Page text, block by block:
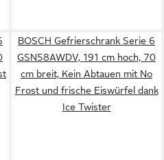
BOSCH Gefrierschrank Serie 6
GSN58AWDV, 191 cm hoch, 70
cm breit, Kein Abtauen mit No
Frost und frische Eiswürfel dank
Ice Twister